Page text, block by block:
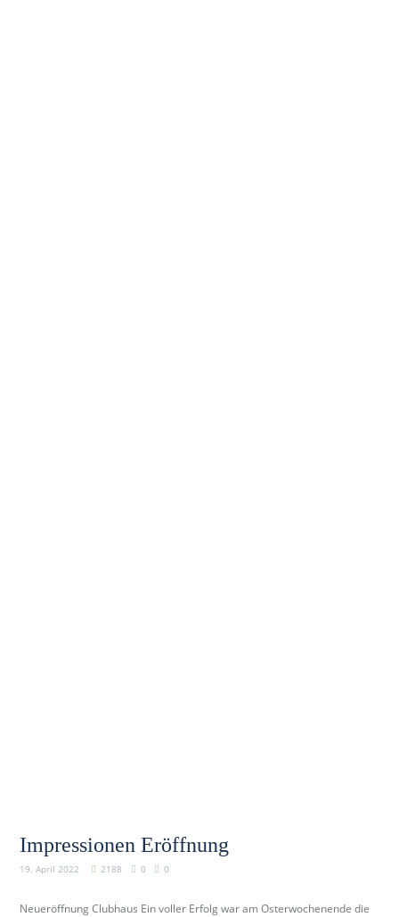
Impressionen Eröffnung
19. April 2022 2188 0 0
Neueröffnung Clubhaus Ein voller Erfolg war am Osterwochenende die